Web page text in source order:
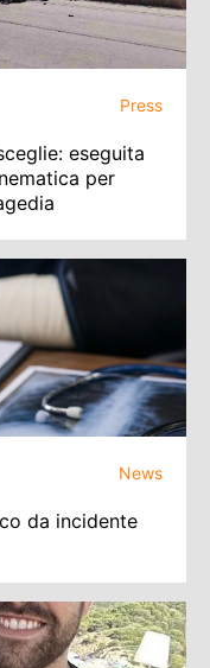
Press
eseguita
per
News
da incidente